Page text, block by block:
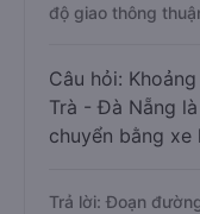
độ giao thông
Câu hỏi:
Trà - Đà Nẵng
chuyển bằng xe
Trả lời: Đoạn